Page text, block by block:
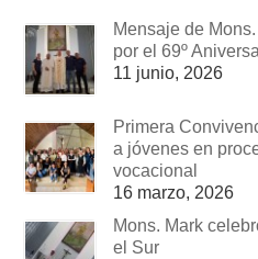
Mensaje de
por el 69º
11 junio, 2026
Primera
a jóvenes en
vocacional
16 marzo, 2026
Mons. Mark
el Sur